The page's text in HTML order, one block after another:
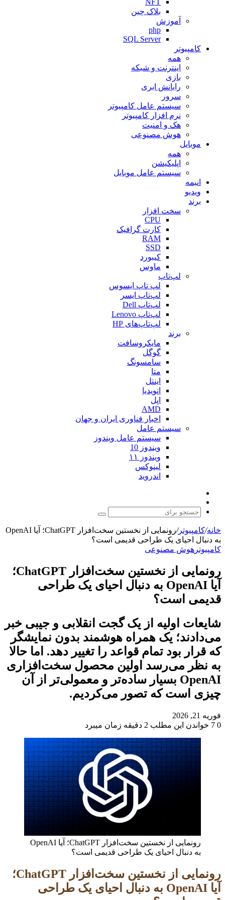
NFT
بلاک چین
آموزش
php
SQL Server
کامپیوتر
همه
اینترنت و شبکه
بازی
رایانش ابری
سرور
سیستم عامل کامپیوتر
نرم افزار کامپیوتر
هک و امنیت
هوش مصنوعی
موبایل
همه
اپلیکیشن
سیستم عامل موبایل
انیمه
ویدیو
برند
سخت افزار
CPU
کارت گرافیک
RAM
SSD
کیبورد
ماوس
لپ‌تاپ
لپ تاپ ایسوس
لپ‌تاپ ایسر
لپ‌تاپ Dell
لپ‌تاپ Lenovo
لپ‌تاپ‌های HP
برند
مایکروسافت
گوگل
سامسونگ
متا
اینتل
انویدیا
اپل
AMD
اخبار فناوری ایران و جهان
سیستم عامل
سیستم عامل ویندوز
ویندوز 10
ویندوز ۱۱
لینوکس
اندروید
پوسته
جستجو
برای
خانه/کامپیوتر/
رونمایی از نخستین سخت‌افزار ChatGPT؛ آیا OpenAI
به دنبال احیای یک طراحی قدیمی است؟
کامپیوتر هوش مصنوعی
رونمایی از نخستین سخت‌افزار ChatGPT؛
آیا OpenAI به دنبال احیای یک طراحی
قدیمی است؟
شایعات اولیه از یک گجت انقلابی و جیبی خبر
می‌دادند؛ یک همراه هوشمند بدون نمایشگر
که قرار بود تمام قواعد را تغییر دهد. اما حالا
به نظر می‌رسد اولین محصول سخت‌افزاری
OpenAI بسیار ساده‌تر و معمولی‌تر از آن
چیزی است که تصور می‌کردیم.
فوریه 21, 2026
0
خواندن این مطلب 2 دقیقه زمان میبرد
رونمایی از نخستین سخت‌افزار ChatGPT؛ آیا OpenAI
به دنبال احیای یک طراحی قدیمی است؟
رونمایی از نخستین سخت‌افزار ChatGPT؛
آیا OpenAI به دنبال احیای یک طراحی